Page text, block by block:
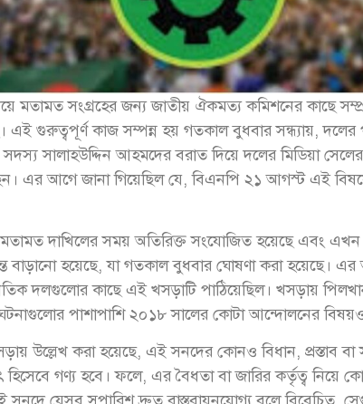
মতামত সংগ্রহের জন্য জাতীয় ঐকমত্য কমিশনের কাছে
এই গুরুত্বপূর্ণ কাজ সম্পন্ন হয় গতকাল বুধবার সন্ধ্যায়, দলের
সদস্য সালাহউদ্দিন আহমদের বরাত দিয়ে দলের মিডিয়া
এর আগে জানা গিয়েছিল যে, বিএনপি ২১ আগস্ট এই
দাখিলের সময় অতিরিক্ত সংযোজিত হয়েছে এবং
বাড়ানো হয়েছে, যা গতকাল বুধবার ঘোষণা করা হয়েছে।
দলগুলোর কাছে এই খসড়াটি পাঠিয়েছিল। খসড়ায়
পাশাপাশি ২০১৮ সালের কোটা আন্দোলনের বিষয়ও
উল্লেখ করা হয়েছে, এই সনদের কোনও বিধান, প্রস্তাব
হিসেবে গণ্য হবে। ফলে, এর বৈধতা বা জারির কর্তৃত্ব নিয়ে